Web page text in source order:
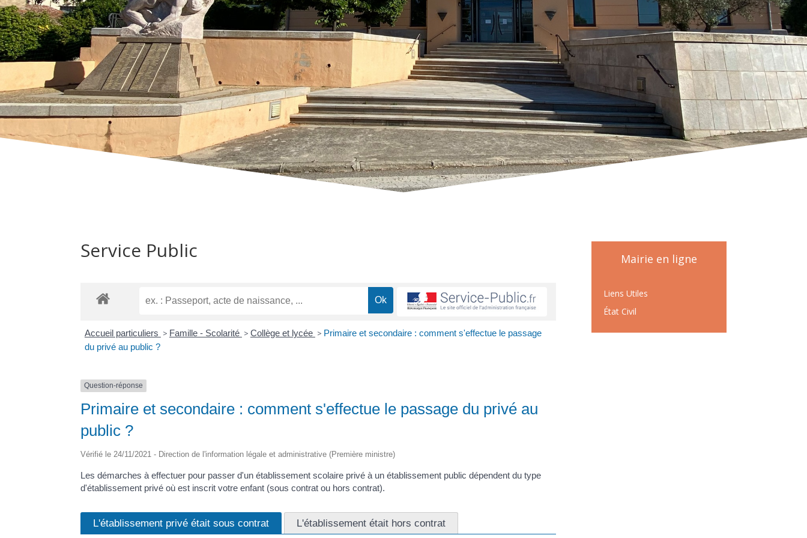
Service Public
Accueil particuliers > Famille - Scolarité > Collège et lycée > Primaire et secondaire : comment s'effectue le passage
du privé au public ?
Question-réponse
Primaire et secondaire : comment s'effectue le passage du privé au
public ?
Vérifié le 24/11/2021 - Direction de l'information légale et administrative (Première ministre)
Les démarches à effectuer pour passer d'un établissement scolaire privé à un établissement public dépendent du type
d'établissement privé où est inscrit votre enfant (sous contrat ou hors contrat).
L'établissement privé était sous contrat L'établissement était hors contrat
Mairie en ligne
Liens Utiles
État Civil